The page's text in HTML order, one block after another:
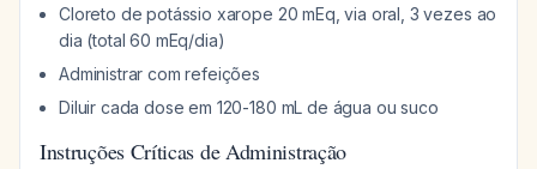
Cloreto de potássio xarope 20 mEq, via oral, 3 vezes ao
dia (total 60 mEq/dia)
Administrar com refeições
Diluir cada dose em 120-180 mL de água ou suco
Instruções Críticas de Administração